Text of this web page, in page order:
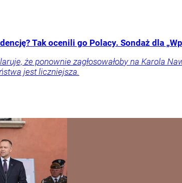
Tak ocenili go Polacy. Sondaż dla
że ponownie zagłosowałoby na Karola
jest liczniejsza.